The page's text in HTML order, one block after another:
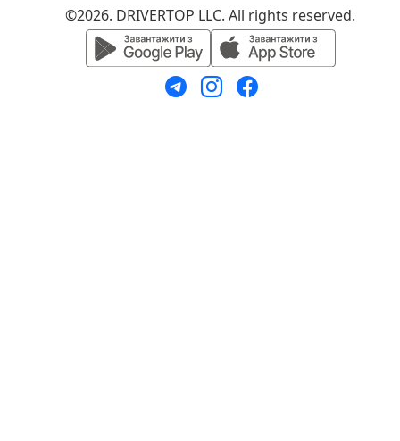
©2026. DRIVERTOP LLC. All rights reserved.